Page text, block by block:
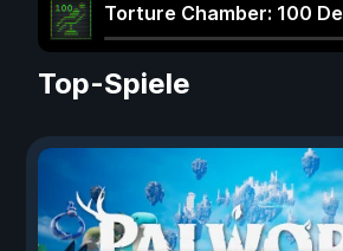
Torture Chamber: 100
Top-Spiele